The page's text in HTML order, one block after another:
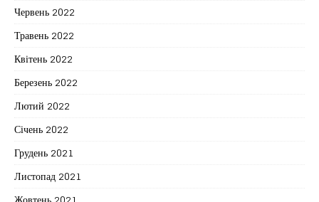
Червень 2022
Травень 2022
Квітень 2022
Березень 2022
Лютий 2022
Січень 2022
Грудень 2021
Листопад 2021